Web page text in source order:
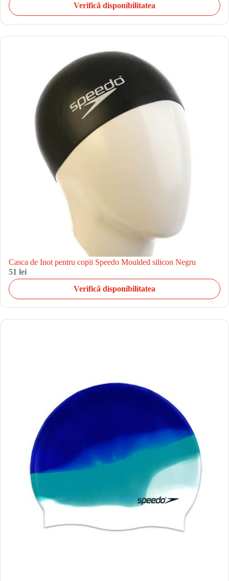
Verifică disponibilitatea
Casca de Inot pentru copii Speedo Moulded silicon Negru
51 lei
Verifică disponibilitatea